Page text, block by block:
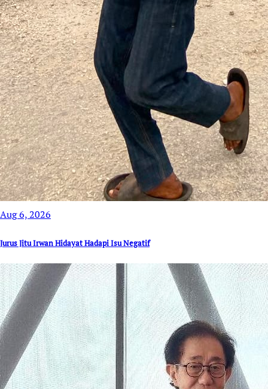
Aug 6, 2026
Jurus Jitu Irwan Hidayat Hadapi Isu Negatif